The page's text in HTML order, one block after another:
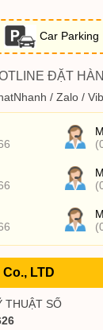
Car Parking
ĐẶT
/ Zalo /
Co., LTD
THUẬT SỐ